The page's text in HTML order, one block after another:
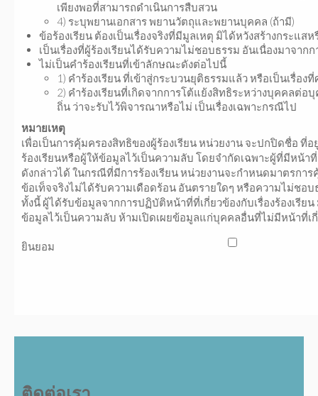
เพียงพอที่สามารถดำเนินการสืบสวน
4) ระบุพยานเอกสาร พยานวัตถุและพยานบุคคล (ถ้ามี)
ข้อร้องเรียน ต้องเป็นเรื่องจริงที่มีมูลเหตุ มิได้หวังสร้างกระแ
เป็นเรื่องที่ผู้ร้องเรียนได้รับความไม่ชอบธรรม อันเนื่องมาจา
ไม่เป็นคำร้องเรียนที่เข้าลักษณะดังต่อไปนี้
1) คำร้องเรียน ที่เข้าสู่กระบวนยุติธรรมแล้ว หรือเป็นเรื่อ
2) คำร้องเรียนที่เกิดจากการโต้แย้งสิทธิระหว่างบุคคลต่
ถิ่น ว่าจะรับไว้พิจารณาหรือไม่ เป็นเรื่องเฉพาะกรณีไป
หมายเหตุ
เพื่อเป็นการคุ้มครองสิทธิของผู้ร้องเรียน หน่วยงาน จะปกปิดชื่อ
ร้องเรียนหรือผู้ให้ข้อมูลไว้เป็นความลับ โดยจำกัดเฉพาะผู้ที่มีหน้า
ดังกล่าวได้ ในกรณีที่มีการร้องเรียน หน่วยงานจะกำหนดมาตรกา
ข้อเท็จจริงไม่ได้รับความเดือดร้อน อันตรายใดๆ หรือความไม่ชอ
ทั้งนี้ ผู้ได้รับข้อมูลจากการปฏิบัติหน้าที่ที่เกี่ยวข้องกับเรื่องร้องเรีย
ข้อมูลไว้เป็นความลับ ห้ามเปิดเผยข้อมูลแก่บุคคลอื่นที่ไม่มีหน้าที่เ
ยินยอม